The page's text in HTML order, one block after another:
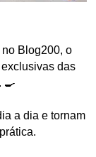
Blog200, o
das
🍳
a dia e tornam